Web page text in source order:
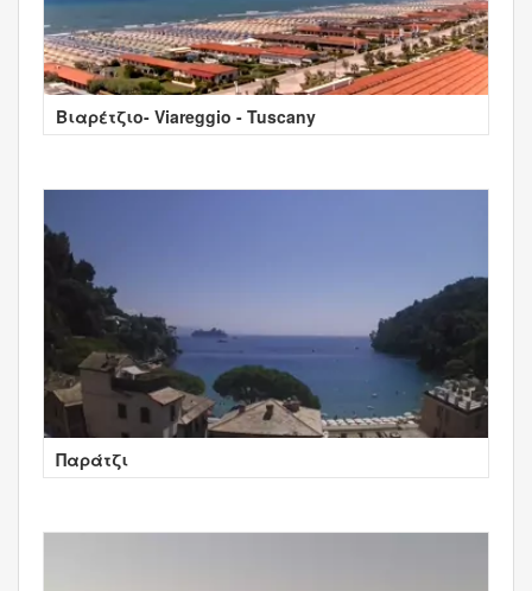
Βιαρέτζιο- Viareggio - Tuscany
Παράτζι